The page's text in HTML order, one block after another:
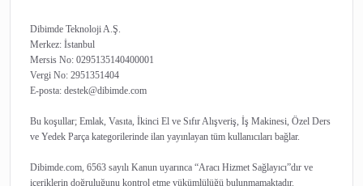
Dibimde Teknoloji A.Ş.
Merkez: İstanbul
Mersis No: 0295135140400001
Vergi No: 2951351404
E-posta: destek@dibimde.com
Bu koşullar; Emlak, Vasıta, İkinci El ve Sıfır Alışveriş, İş Makinesi, Özel Ders
ve Yedek Parça kategorilerinde ilan yayınlayan tüm kullanıcıları bağlar.
Dibimde.com, 6563 sayılı Kanun uyarınca “Aracı Hizmet Sağlayıcı”dır ve